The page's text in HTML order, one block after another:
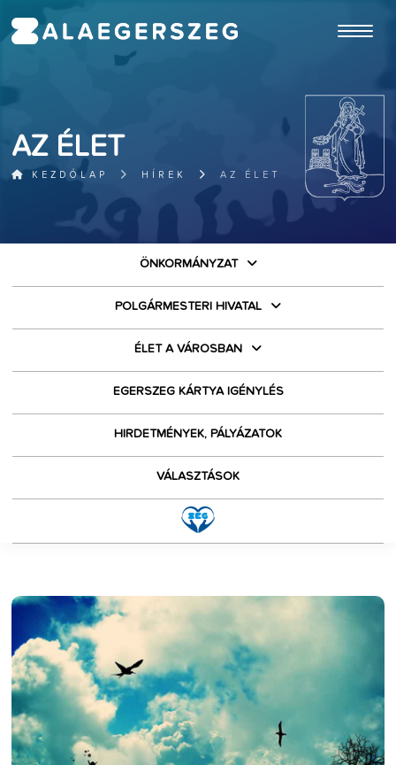
AZ ÉLET
KEZDŐLAP HÍREK AZ ÉLET
ÖNKORMÁNYZAT
POLGÁRMESTERI HIVATAL
ÉLET A VÁROSBAN
EGERSZEG KÁRTYA IGÉNYLÉS
HIRDETMÉNYEK, PÁLYÁZATOK
VÁLASZTÁSOK